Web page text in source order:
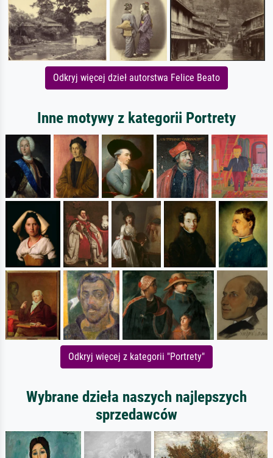
Odkryj więcej dzieł autorstwa Felice Beato
Inne motywy z kategorii Portrety
Odkryj więcej z kategorii "Portrety"
Wybrane dzieła naszych najlepszych
sprzedawców